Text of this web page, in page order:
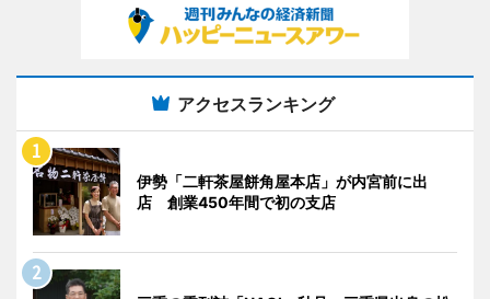
アクセスランキング
伊勢「二軒茶屋餅角屋本店」が内宮前に出
店 創業450年間で初の支店